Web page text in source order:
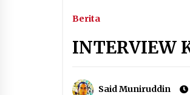
Terbaru
Berita
INTERVIEW
Said Muniruddin